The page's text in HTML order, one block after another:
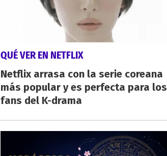
QUÉ VER EN NETFLIX
Netflix arrasa con la serie coreana
más popular y es perfecta para los
fans del K-drama